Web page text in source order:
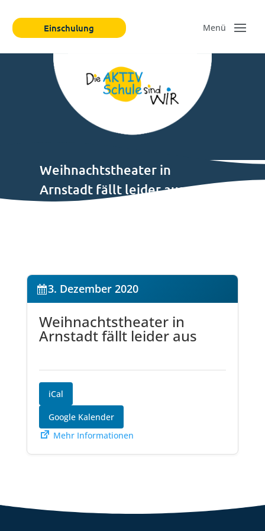
Einschulung
Weihnachtstheater in
Arnstadt fällt leider aus
3. Dezember 2020
Weihnachtstheater in
Arnstadt fällt leider aus
iCal
Google Kalender
Mehr Informationen